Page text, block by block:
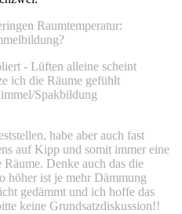
Raumtemperatur:
- Lüften alleine scheint
ich die Räume gefühlt
Spakbildung
habe aber auch fast
auf Kipp und somit immer eine
Denke auch das die
höher ist je mehr Dämmung
gedämmt und ich hoffe das
keine Grundsatzdiskussion!!